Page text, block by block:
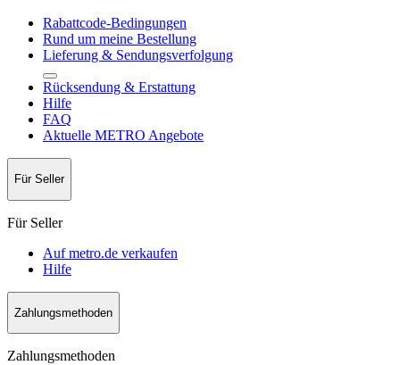
Rabattcode-Bedingungen
Rund um meine Bestellung
Lieferung & Sendungsverfolgung
Rücksendung & Erstattung
Hilfe
FAQ
Aktuelle METRO Angebote
Für Seller
Für Seller
Auf metro.de verkaufen
Hilfe
Zahlungsmethoden
Zahlungsmethoden